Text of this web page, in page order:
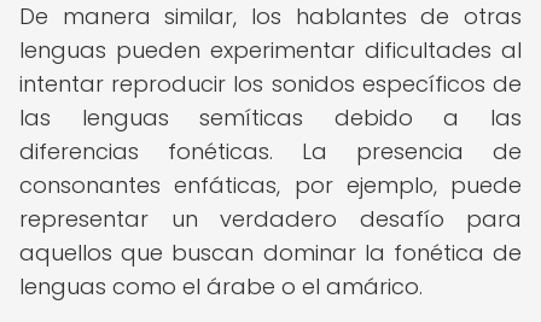
De manera similar, los hablantes de otras
lenguas pueden experimentar dificultades al
intentar reproducir los sonidos específicos de
las lenguas semíticas debido a las
diferencias fonéticas. La presencia de
consonantes enfáticas, por ejemplo, puede
representar un verdadero desafío para
aquellos que buscan dominar la fonética de
lenguas como el árabe o el amárico.